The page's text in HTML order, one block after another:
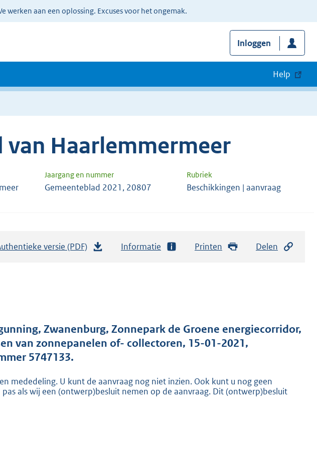
werken aan een oplossing. Excuses voor het ongemak.
Inloggen
Help
van Haarlemmermeer
Jaargang en nummer Rubriek
Gemeenteblad 2021, 20807 Beschikkingen | aanvraag
versie (PDF)
d
s
o
o
Informatie Printen Delen
Zwanenburg, Zonnepark de Groene energiecorridor,
van zonnepanelen of- collectoren, 15-01-2021,
5747133.
mededeling. U kunt de aanvraag nog niet inzien. Ook kunt u nog geen
als wij een (ontwerp)besluit nemen op de aanvraag. Dit (ontwerp)besluit